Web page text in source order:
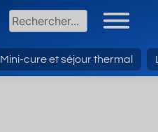
Mini-cure et séjour thermal